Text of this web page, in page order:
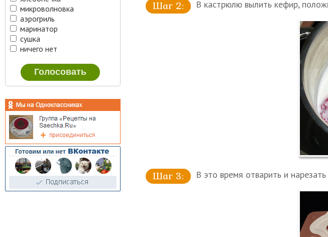
микроволновка
аэрогриль
маринатор
сушка
ничего нет
В кастрюлю вылить кефир,
В это время отварить и